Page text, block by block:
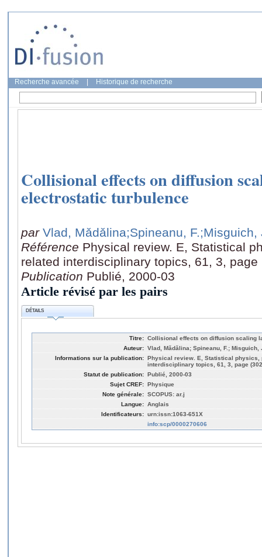
Recherche avancée Historique de recherche
Collisional effects on diffusion
electrostatic turbulence
par Vlad, Mǎdǎlina;Spineanu, F.;Misguich,
Référence Physical review. E, Statistical
related interdisciplinary topics, 61, 3, page
Publication Publié, 2000-03
Article révisé par les pairs
DÉTAILS
Titre: Collisional effects on diffusion scaling
Auteur: Vlad, Mǎdǎlina; Spineanu, F.;
Informations sur la publication: Physical review. E, Statistical physics,
interdisciplinary topics, 61, 3, page
Statut de publication: Publié, 2000-03
Sujet CREF: Physique
Note générale: SCOPUS: ar.j
Langue: Anglais
Identificateurs: urn:issn:1063-651X
info:scp/0000270606